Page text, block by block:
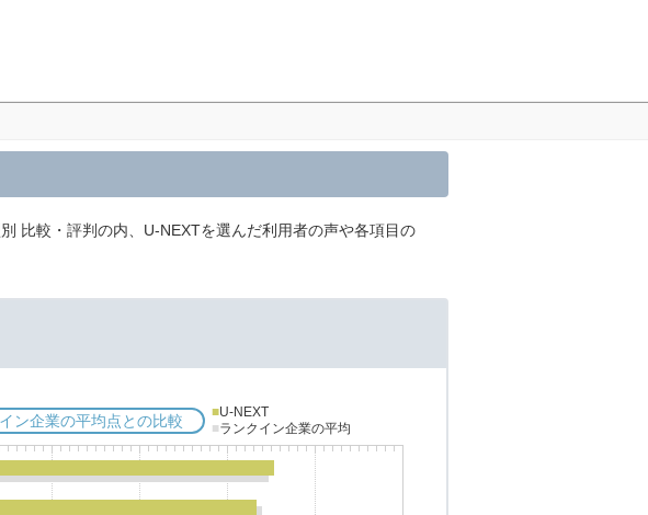
比較・評判の内、U-NEXTを選んだ利用者の声や各項目の
ン企業の平均点との比較 ■U-NEXT
■ランクイン企業の平均